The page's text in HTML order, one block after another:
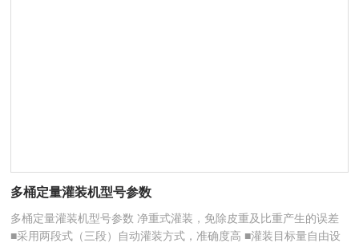
多桶定量灌装机型号参数
多桶定量灌装机型号参数 净重式灌装，免除皮重及比重产生的误差
■采用两段式（三段）自动灌装方式，准确度高 ■灌装目标量自由设